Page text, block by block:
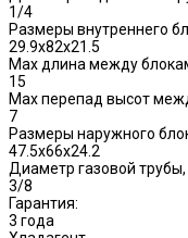
1/4
Размеры внутреннего
29.9x82x21.5
Max длина между
15
Max перепад высот
7
Размеры наружного
47.5x66x24.2
Диаметр газовой
3/8
Гарантия:
3 года